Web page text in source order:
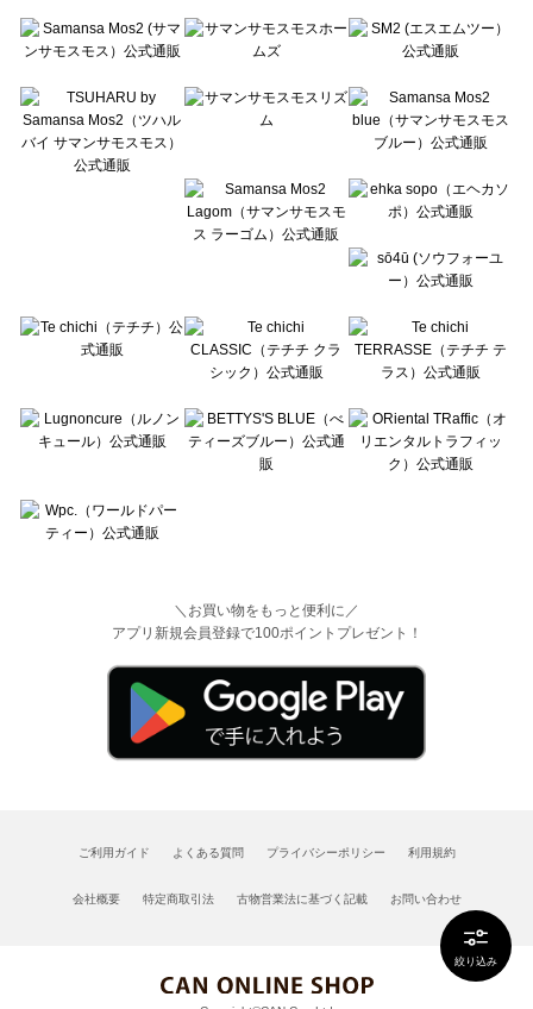
絞り込み
Te chichi（テチチ）の一覧
Te chichi CLASSIC（テチチ クラシック）の一覧
Lugnoncure（ルノンキュール）の一覧
BETTY'S BLUE（べティーズブルー）の一覧
Wpc.（ワールドパーティー）の一覧
＼お買い物をもっと便利に／
アプリ新規会員登録で100ポイントプレゼント！
ご利用ガイド よくある質問 プライバシーポリシー 利用規約
会社概要 特定商取引法 古物営業法に基づく記載 お問い合わせ